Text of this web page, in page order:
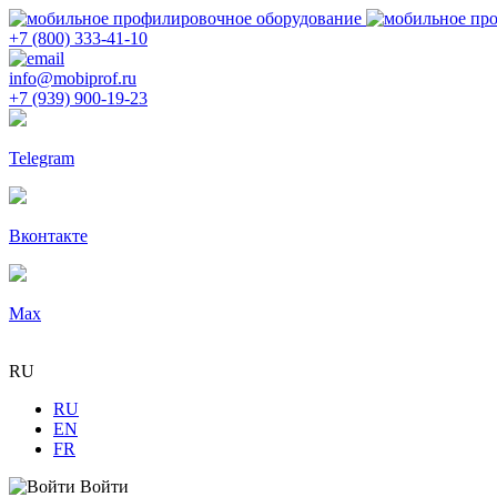
+7 (800) 333-41-10
info@mobiprof.ru
+7 (939) 900-19-23
Telegram
Вконтакте
Max
RU
RU
EN
FR
Войти